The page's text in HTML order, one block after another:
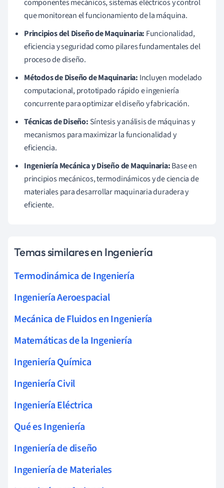
componentes mecánicos, sistemas eléctricos y control
que monitorean el funcionamiento de la máquina.
Principios del Diseño de Maquinaria: Funcionalidad,
eficiencia y seguridad como pilares fundamentales del
proceso de diseño.
Métodos de Diseño de Maquinaria: Incluyen modelado
computacional, prototipado rápido e ingeniería
concurrente para optimizar el diseño y fabricación.
Técnicas de Diseño: Síntesis y análisis de máquinas y
mecanismos para maximizar la funcionalidad y
eficiencia.
Ingeniería Mecánica y Diseño de Maquinaria:Base en
principios mecánicos, termodinámicos y de ciencia de
materiales para desarrollar maquinaria duradera y
eficiente.
Temas similares en Ingeniería
Termodinámica de Ingeniería
Ingeniería Aeroespacial
Mecánica de Fluidos en Ingeniería
Matemáticas de la Ingeniería
Ingeniería Química
Ingeniería Civil
Ingeniería Eléctrica
Qué es Ingeniería
Ingeniería de diseño
Ingeniería de Materiales